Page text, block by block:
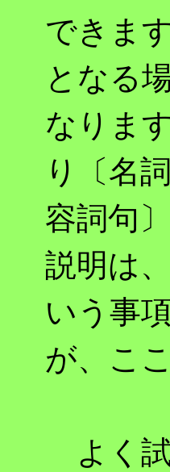
できま
となる
なりま
り〔名
容詞句
説明は
いう事
が、こ
よく試